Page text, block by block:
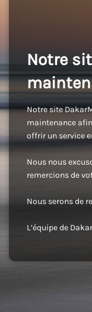
Notre
Notre site
maintenance
offrir un service
Nous nous
remercions de
Nous serons de
L’équipe de